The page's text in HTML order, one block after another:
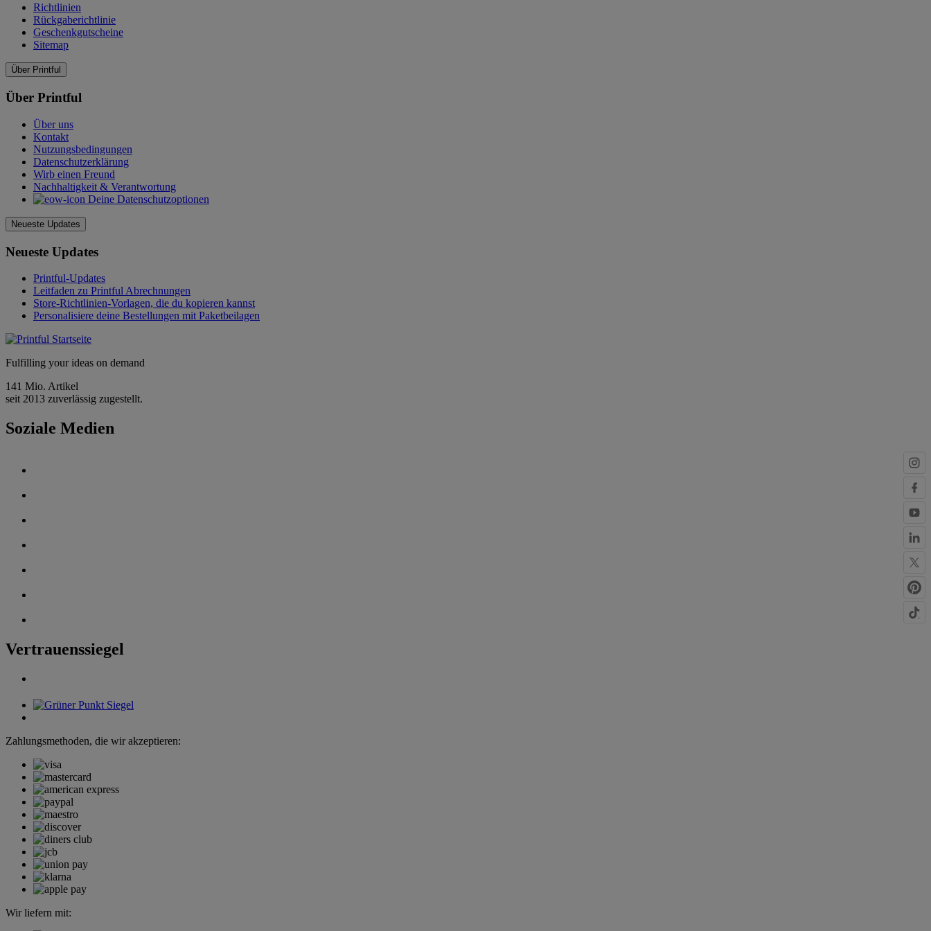
Richtlinien
Rückgaberichtlinie
Geschenkgutscheine
Sitemap
Über Printful
Über Printful
Über uns
Kontakt
Nutzungsbedingungen
Datenschutzerklärung
Wirb einen Freund
Nachhaltigkeit & Verantwortung
Deine Datenschutzoptionen
Neueste Updates
Neueste Updates
Printful-Updates
Leitfaden zu Printful Abrechnungen
Store-Richtlinien-Vorlagen, die du kopieren kannst
Personalisiere deine Bestellungen mit Paketbeilagen
Fulfilling your ideas on demand
141 Mio. Artikel
seit 2013 zuverlässig zugestellt.
Soziale Medien
Vertrauenssiegel
Zahlungsmethoden, die wir akzeptieren:
Wir liefern mit: